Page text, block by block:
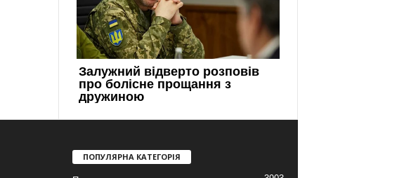
ПОПУЛЯРНА КАТЕГОРІЯ